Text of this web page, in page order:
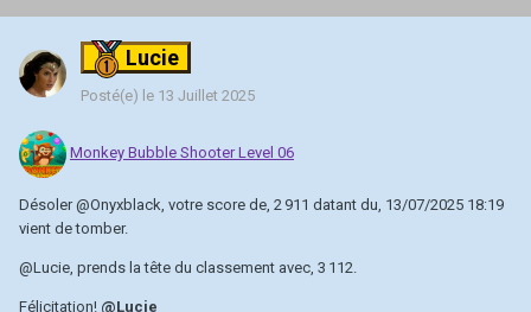
Lucie
Posté(e) le 13 Juillet 2025
Monkey Bubble Shooter Level 06
Désoler@Onyxblack , votre score de, 2 911 datant du, 13/07/2025 18:19
vient de tomber.
@Lucie , prends la tête du classement avec, 3 112.
Félicitation! @Lucie